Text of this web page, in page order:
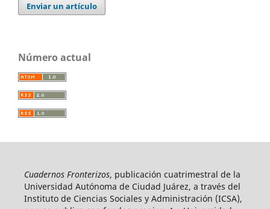
Enviar un artículo
Número actual
Cuadernos Fronterizos, publicación cuatrimestral de la
Universidad Autónoma de Ciudad Juárez, a través del
Instituto de Ciencias Sociales y Administración (ICSA),